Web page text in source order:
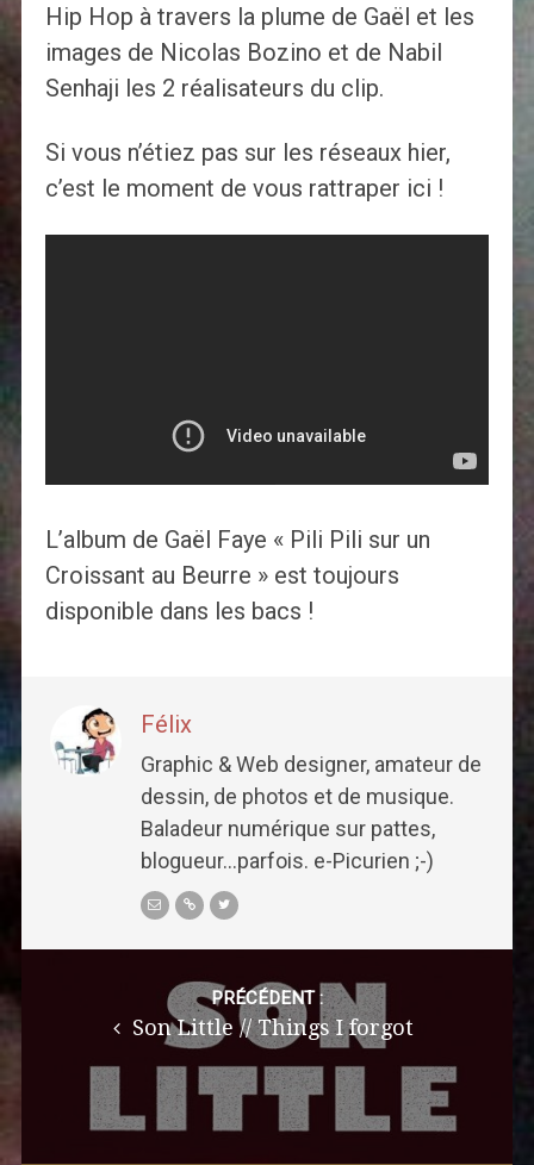
Hip Hop à travers la plume de Gaël et les
images de Nicolas Bozino et de Nabil
Senhaji les 2 réalisateurs du clip.
Si vous n’étiez pas sur les réseaux hier,
c’est le moment de vous rattraper ici !
L’album de Gaël Faye « Pili Pili sur un
Croissant au Beurre » est toujours
disponible dans les bacs !
Félix
Graphic & Web designer, amateur de
dessin, de photos et de musique.
Baladeur numérique sur pattes,
blogueur...parfois. e-Picurien ;-)
navigation
PRÉCÉDENT :
Son Little // Things I forgot